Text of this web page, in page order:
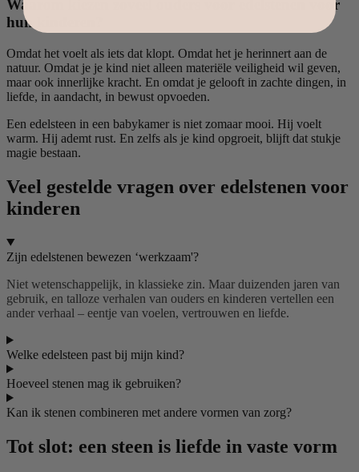
Waarom kiezen zoveel ouders voor edelstenen voor
hun kinderen?
Omdat het voelt als iets dat klopt. Omdat het je herinnert aan de
natuur. Omdat je je kind niet alleen materiële veiligheid wil geven,
maar ook innerlijke kracht. En omdat je gelooft in zachte dingen, in
liefde, in aandacht, in bewust opvoeden.
Een edelsteen in een babykamer is niet zomaar mooi. Hij voelt
warm. Hij ademt rust. En zelfs als je kind opgroeit, blijft dat stukje
magie bestaan.
Veel gestelde vragen over edelstenen voor
kinderen
Zijn edelstenen bewezen ‘werkzaam'?
Niet wetenschappelijk, in klassieke zin. Maar duizenden jaren van
gebruik, en talloze verhalen van ouders en kinderen vertellen een
ander verhaal – eentje van voelen, vertrouwen en liefde.
Welke edelsteen past bij mijn kind?
Hoeveel stenen mag ik gebruiken?
Kan ik stenen combineren met andere vormen van zorg?
Tot slot: een steen is liefde in vaste vorm